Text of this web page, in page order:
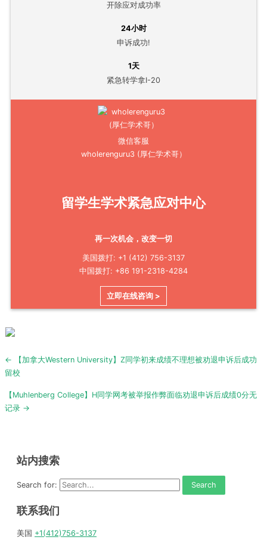
开除应对成功率
24小时
申诉成功!
1天
紧急转学拿I-20
微信客服
wholerenguru3 (厚仁学术哥）
留学生学术紧急应对中心
再一次机会，改变一切
美国拨打: +1 (412) 756-3137
中国拨打: +86 191-2318-4284
立即在线咨询 >
Post
navigation
← 【加拿大Western University】Z同学初来成绩不理想被劝退申诉后成功
留校
【Muhlenberg College】H同学网考被举报作弊面临劝退申诉后成绩0分无
记录 →
站内搜索
Search for:
联系我们
美国 +1(412)756-3137